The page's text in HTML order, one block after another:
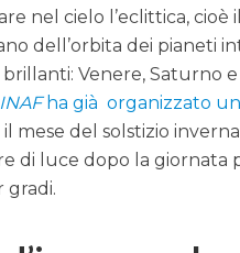
nel cielo l’eclittica,
dell’orbita dei pianeti
Venere, Saturno
ha già organizzato
mese del solstizio
di luce dopo la giornata
gradi.